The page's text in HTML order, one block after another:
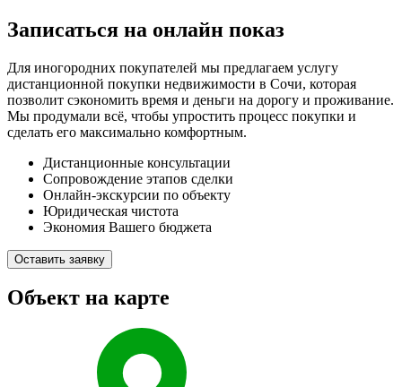
Записаться на онлайн показ
Для иногородних покупателей мы предлагаем услугу
дистанционной покупки недвижимости в Сочи, которая
позволит сэкономить время и деньги на дорогу и проживание.
Мы продумали всё, чтобы упростить процесс покупки и
сделать его максимально комфортным.
Дистанционные консультации
Сопровождение этапов сделки
Онлайн-экскурсии по объекту
Юридическая чистота
Экономия Вашего бюджета
Оставить заявку
Объект на карте